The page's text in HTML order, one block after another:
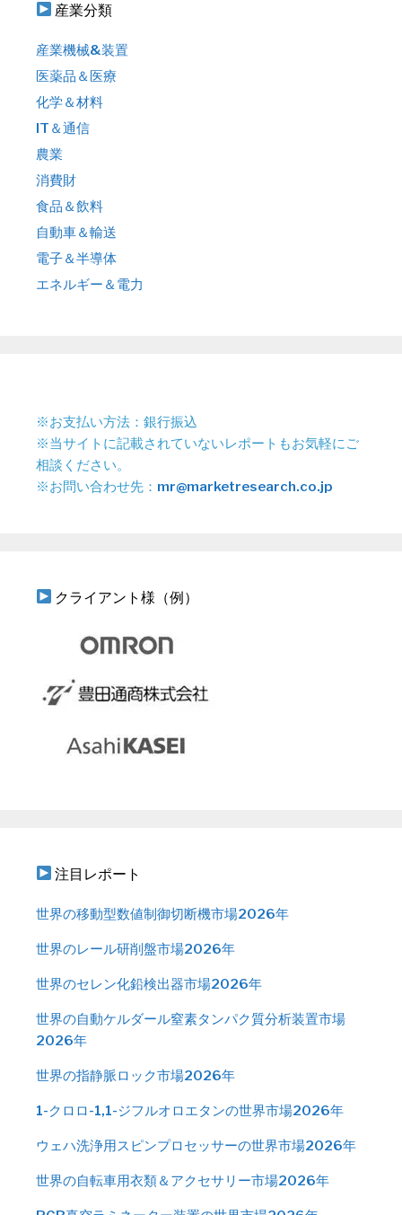
産業分類
産業機械&装置
医薬品＆医療
化学＆材料
IT＆通信
農業
消費財
食品＆飲料
自動車＆輸送
電子＆半導体
エネルギー＆電力
※お支払い方法：銀行振込
※当サイトに記載されていないレポートもお気軽にご
相談ください。
※お問い合わせ先： mr@marketresearch.co.jp
クライアント様（例）
注目レポート
世界の移動型数値制御切断機市場2026年
世界のレール研削盤市場2026年
世界のセレン化鉛検出器市場2026年
世界の自動ケルダール窒素タンパク質分析装置市場
2026年
世界の指静脈ロック市場2026年
1-クロロ-1,1-ジフルオロエタンの世界市場2026年
ウェハ洗浄用スピンプロセッサーの世界市場2026年
世界の自転車用衣類＆アクセサリー市場2026年